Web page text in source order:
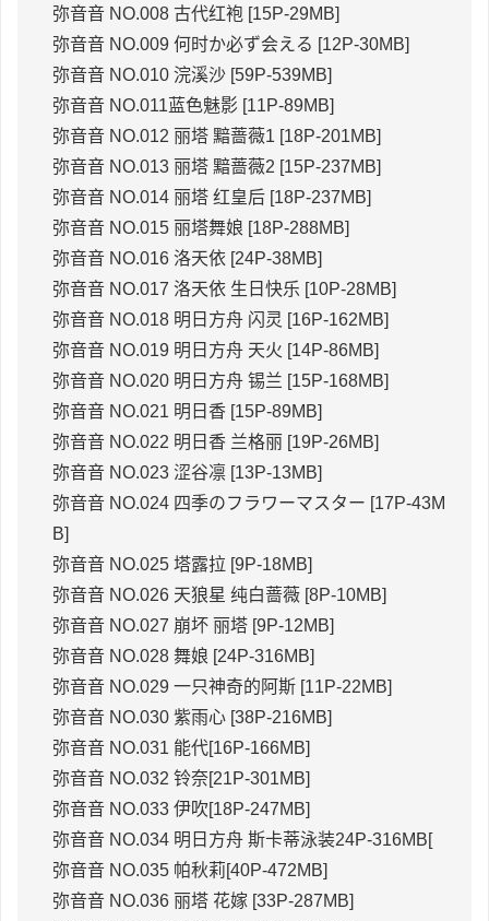
弥音音 NO.008 古代红袍 [15P-29MB]
弥音音 NO.009 何时か必ず会える [12P-30MB]
弥音音 NO.010 浣溪沙 [59P-539MB]
弥音音 NO.011蓝色魅影 [11P-89MB]
弥音音 NO.012 丽塔 黯蔷薇1 [18P-201MB]
弥音音 NO.013 丽塔 黯蔷薇2 [15P-237MB]
弥音音 NO.014 丽塔 红皇后 [18P-237MB]
弥音音 NO.015 丽塔舞娘 [18P-288MB]
弥音音 NO.016 洛天依 [24P-38MB]
弥音音 NO.017 洛天依 生日快乐 [10P-28MB]
弥音音 NO.018 明日方舟 闪灵 [16P-162MB]
弥音音 NO.019 明日方舟 天火 [14P-86MB]
弥音音 NO.020 明日方舟 锡兰 [15P-168MB]
弥音音 NO.021 明日香 [15P-89MB]
弥音音 NO.022 明日香 兰格丽 [19P-26MB]
弥音音 NO.023 涩谷凛 [13P-13MB]
弥音音 NO.024 四季のフラワーマスター [17P-43M
B]
弥音音 NO.025 塔露拉 [9P-18MB]
弥音音 NO.026 天狼星 纯白蔷薇 [8P-10MB]
弥音音 NO.027 崩坏 丽塔 [9P-12MB]
弥音音 NO.028 舞娘 [24P-316MB]
弥音音 NO.029 一只神奇的阿斯 [11P-22MB]
弥音音 NO.030 紫雨心 [38P-216MB]
弥音音 NO.031 能代[16P-166MB]
弥音音 NO.032 铃奈[21P-301MB]
弥音音 NO.033 伊吹[18P-247MB]
弥音音 NO.034 明日方舟 斯卡蒂泳装24P-316MB[
弥音音 NO.035 帕秋莉[40P-472MB]
弥音音 NO.036 丽塔 花嫁 [33P-287MB]